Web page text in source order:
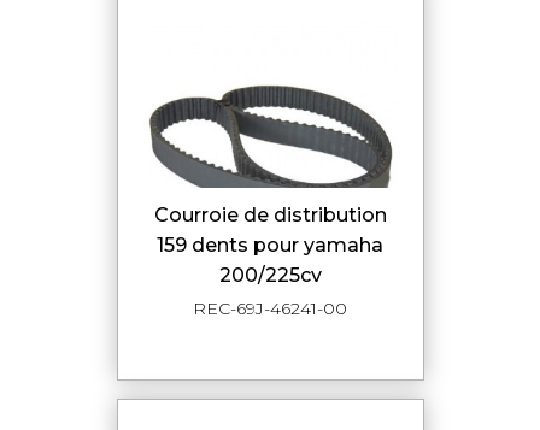
courroie de distribution
159 dents pour yamaha
200/225cv
REC-69J-46241-00